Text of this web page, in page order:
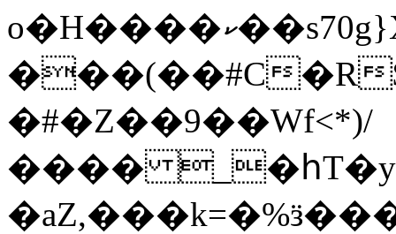
o�H����ކ��s70g}X�֖�=5;���e�.v5�-
���(��#C�R
�#�Z��9��Wf<*)/
����